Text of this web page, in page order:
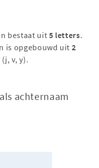
bestaat uit 5 letters.
is opgebouwd uit 2
(j, v, y).
achternaam